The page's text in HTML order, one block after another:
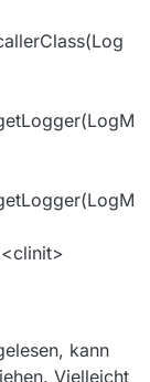
kann
Vielleicht